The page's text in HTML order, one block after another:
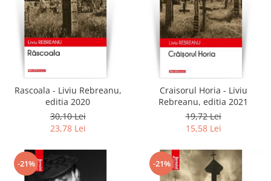
Rascoala - Liviu Rebreanu,
editia 2020
30,10 Lei
23,78 Lei
Craisorul Horia - Liviu
Rebreanu, editia 2021
19,72 Lei
15,58 Lei
-21% -21%